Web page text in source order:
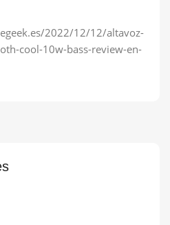
2022/12/12/altavoz-
cool-10w-bass-review-en-